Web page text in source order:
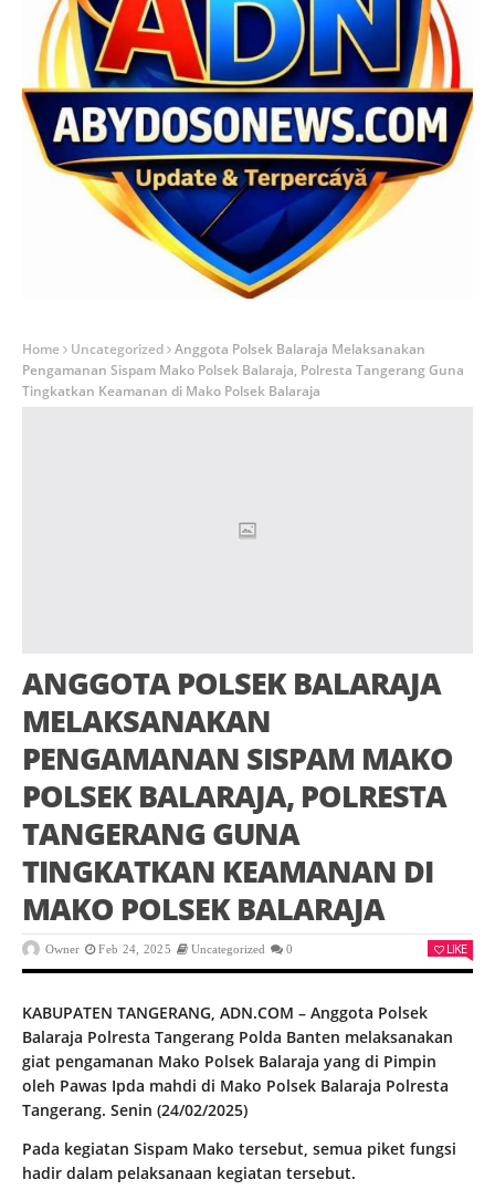
Home Uncategorized Anggota Polsek Balaraja Melaksanakan
Pengamanan Sispam Mako Polsek Balaraja, Polresta Tangerang Guna
Tingkatkan Keamanan di Mako Polsek Balaraja
ANGGOTA POLSEK BALARAJA
MELAKSANAKAN
PENGAMANAN SISPAM MAKO
POLSEK BALARAJA, POLRESTA
TANGERANG GUNA
TINGKATKAN KEAMANAN DI
MAKO POLSEK BALARAJA
Owner Feb 24, 2025 Uncategorized 0 LIKE
KABUPATEN TANGERANG, ADN.COM – Anggota Polsek
Balaraja Polresta Tangerang Polda Banten melaksanakan
giat pengamanan Mako Polsek Balaraja yang di Pimpin
oleh Pawas Ipda mahdi di Mako Polsek Balaraja Polresta
Tangerang. Senin (24/02/2025)
Pada kegiatan Sispam Mako tersebut, semua piket fungsi
hadir dalam pelaksanaan kegiatan tersebut.